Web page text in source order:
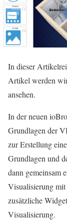
In dieser
Artikel werden
ansehen.
In der neuen
Grundlagen der
zur Erstellung
Grundlagen und
dann gemeinsam
Visualisierung
zusätzliche
Visualisierung.